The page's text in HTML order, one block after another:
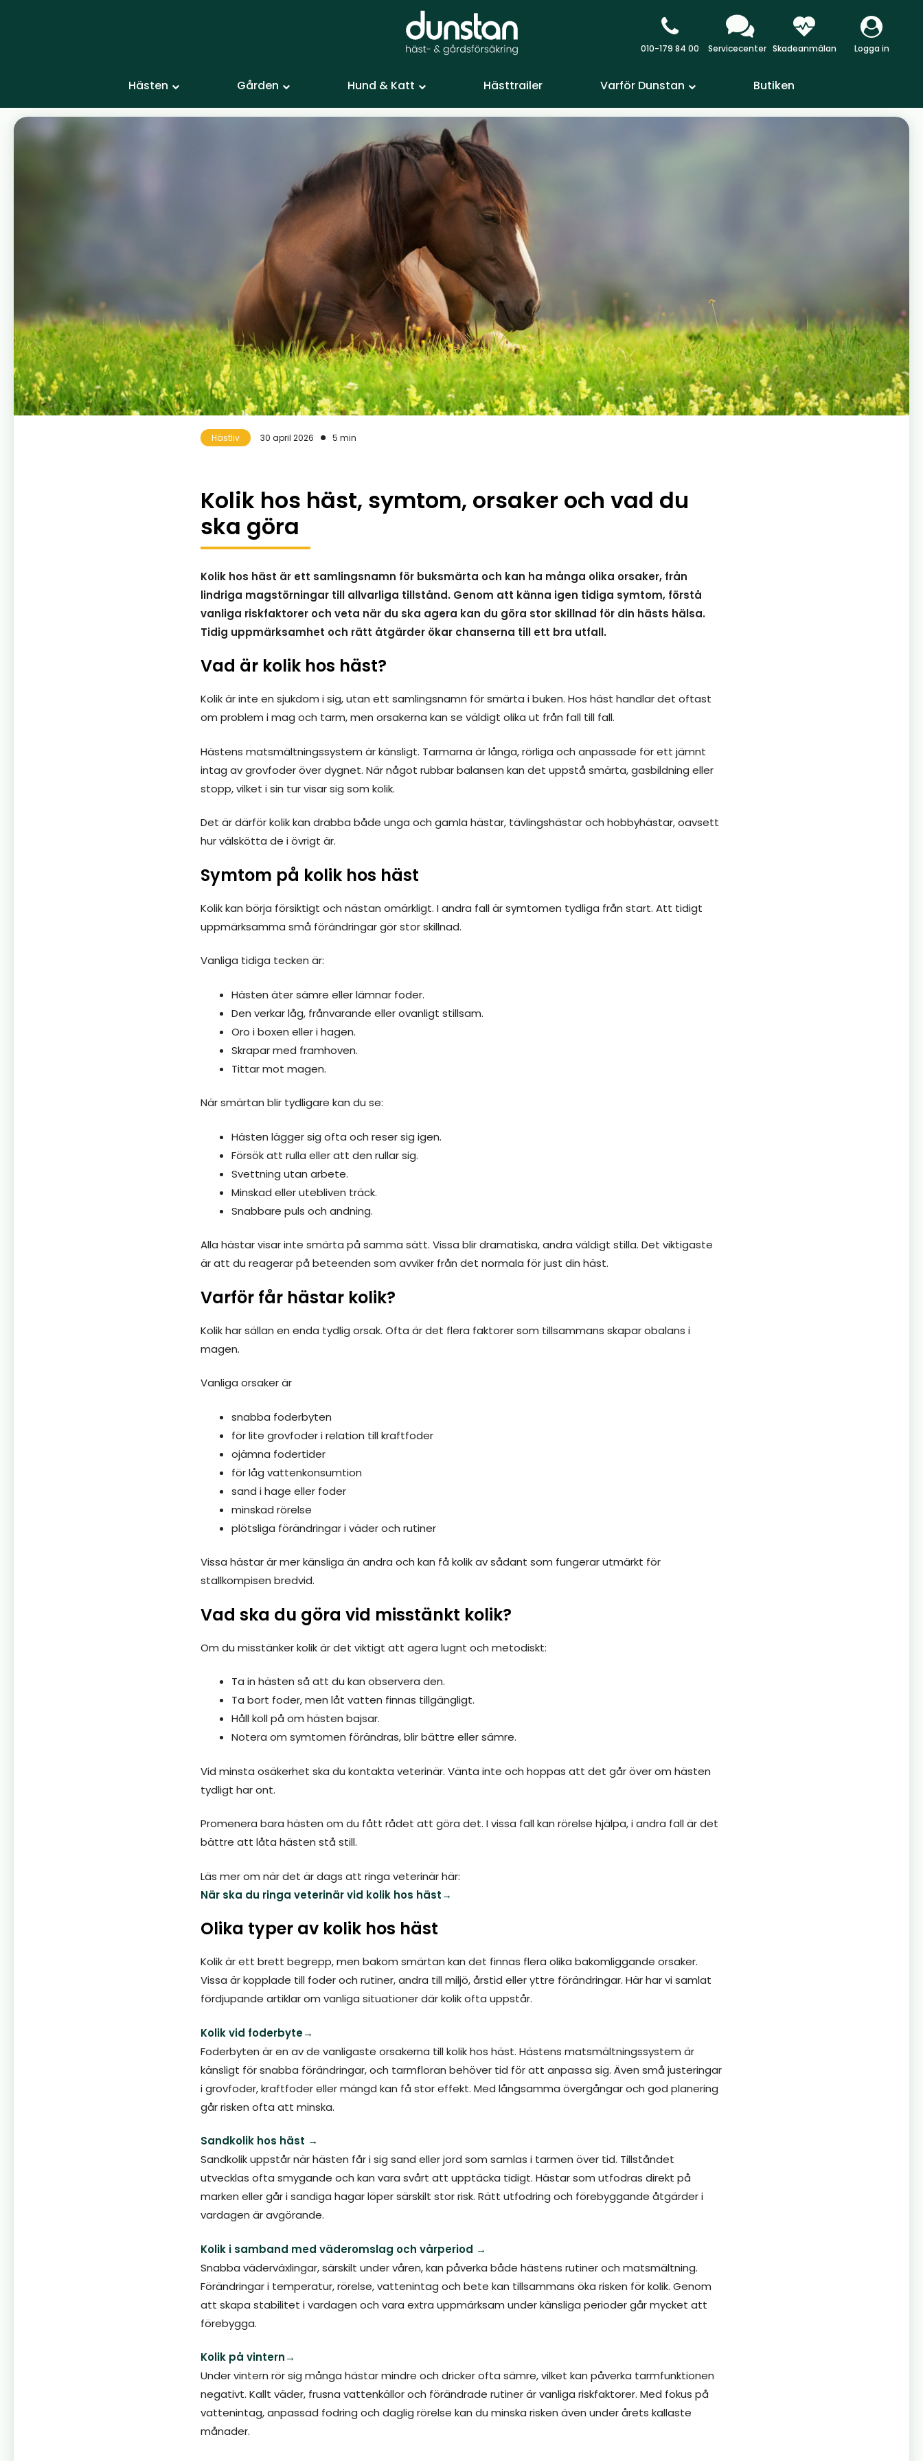
010-179 84 00 Servicecenter Skadeanmälan Logga in
Hästen Gården Hund & Katt Hästtrailer Varför Dunstan Butiken
Hästliv 30 april 2026 5 min
Kolik hos häst, symtom, orsaker och vad du
ska göra
Kolik hos häst är ett samlingsnamn för buksmärta och kan ha många olika orsaker, från
lindriga magstörningar till allvarliga tillstånd. Genom att känna igen tidiga symtom, förstå
vanliga riskfaktorer och veta när du ska agera kan du göra stor skillnad för din hästs hälsa.
Tidig uppmärksamhet och rätt åtgärder ökar chanserna till ett bra utfall.
Vad är kolik hos häst?
Kolik är inte en sjukdom i sig, utan ett samlingsnamn för smärta i buken. Hos häst handlar det oftast
om problem i mag och tarm, men orsakerna kan se väldigt olika ut från fall till fall.
Hästens matsmältningssystem är känsligt. Tarmarna är långa, rörliga och anpassade för ett jämnt
intag av grovfoder över dygnet. När något rubbar balansen kan det uppstå smärta, gasbildning eller
stopp, vilket i sin tur visar sig som kolik.
Det är därför kolik kan drabba både unga och gamla hästar, tävlingshästar och hobbyhästar, oavsett
hur välskötta de i övrigt är.
Symtom på kolik hos häst
Kolik kan börja försiktigt och nästan omärkligt. I andra fall är symtomen tydliga från start. Att tidigt
uppmärksamma små förändringar gör stor skillnad.
Vanliga tidiga tecken är:
Hästen äter sämre eller lämnar foder.
Den verkar låg, frånvarande eller ovanligt stillsam.
Oro i boxen eller i hagen.
Skrapar med framhoven.
Tittar mot magen.
När smärtan blir tydligare kan du se:
Hästen lägger sig ofta och reser sig igen.
Försök att rulla eller att den rullar sig.
Svettning utan arbete.
Minskad eller utebliven träck.
Snabbare puls och andning.
Alla hästar visar inte smärta på samma sätt. Vissa blir dramatiska, andra väldigt stilla. Det viktigaste
är att du reagerar på beteenden som avviker från det normala för just din häst.
Varför får hästar kolik?
Kolik har sällan en enda tydlig orsak. Ofta är det flera faktorer som tillsammans skapar obalans i
magen.
Vanliga orsaker är
snabba foderbyten
för lite grovfoder i relation till kraftfoder
ojämna fodertider
för låg vattenkonsumtion
sand i hage eller foder
minskad rörelse
plötsliga förändringar i väder och rutiner
Vissa hästar är mer känsliga än andra och kan få kolik av sådant som fungerar utmärkt för
stallkompisen bredvid.
Vad ska du göra vid misstänkt kolik?
Om du misstänker kolik är det viktigt att agera lugnt och metodiskt:
Ta in hästen så att du kan observera den.
Ta bort foder, men låt vatten finnas tillgängligt.
Håll koll på om hästen bajsar.
Notera om symtomen förändras, blir bättre eller sämre.
Vid minsta osäkerhet ska du kontakta veterinär. Vänta inte och hoppas att det går över om hästen
tydligt har ont.
Promenera bara hästen om du fått rådet att göra det. I vissa fall kan rörelse hjälpa, i andra fall är det
bättre att låta hästen stå still.
Läs mer om när det är dags att ringa veterinär här:
När ska du ringa veterinär vid kolik hos häst→
Olika typer av kolik hos häst
Kolik är ett brett begrepp, men bakom smärtan kan det finnas flera olika bakomliggande orsaker.
Vissa är kopplade till foder och rutiner, andra till miljö, årstid eller yttre förändringar. Här har vi samlat
fördjupande artiklar om vanliga situationer där kolik ofta uppstår.
Kolik vid foderbyte→
Foderbyten är en av de vanligaste orsakerna till kolik hos häst. Hästens matsmältningssystem är
känsligt för snabba förändringar, och tarmfloran behöver tid för att anpassa sig. Även små justeringar
i grovfoder, kraftfoder eller mängd kan få stor effekt. Med långsamma övergångar och god planering
går risken ofta att minska.
Sandkolik hos häst →
Sandkolik uppstår när hästen får i sig sand eller jord som samlas i tarmen över tid. Tillståndet
utvecklas ofta smygande och kan vara svårt att upptäcka tidigt. Hästar som utfodras direkt på
marken eller går i sandiga hagar löper särskilt stor risk. Rätt utfodring och förebyggande åtgärder i
vardagen är avgörande.
Kolik i samband med väderomslag och vårperiod →
Snabba väderväxlingar, särskilt under våren, kan påverka både hästens rutiner och matsmältning.
Förändringar i temperatur, rörelse, vattenintag och bete kan tillsammans öka risken för kolik. Genom
att skapa stabilitet i vardagen och vara extra uppmärksam under känsliga perioder går mycket att
förebygga.
Kolik på vintern→
Under vintern rör sig många hästar mindre och dricker ofta sämre, vilket kan påverka tarmfunktionen
negativt. Kallt väder, frusna vattenkällor och förändrade rutiner är vanliga riskfaktorer. Med fokus på
vattenintag, anpassad fodring och daglig rörelse kan du minska risken även under årets kallaste
månader.